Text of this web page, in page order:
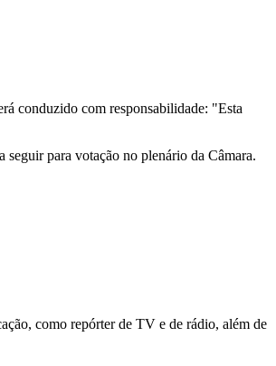
conduzido com responsabilidade: "Esta
seguir para votação no plenário da Câmara.
como repórter de TV e de rádio, além de